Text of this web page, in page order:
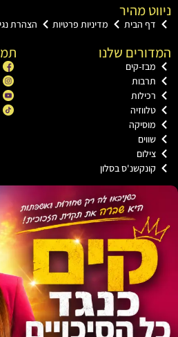
מהיר
הבית מדיניות פרטיות הצהרת נגישות
שלנו
קים
בסלון
תמצאו
יוטיוב
טיקטוק